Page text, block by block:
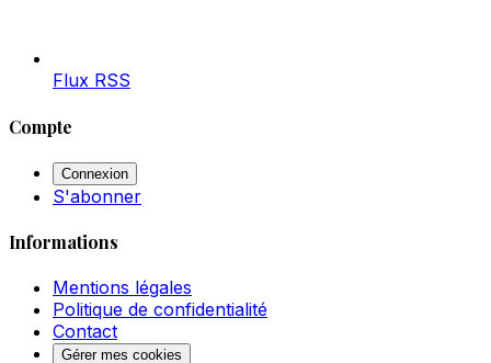
Flux RSS
Compte
Connexion
S'abonner
Informations
Mentions légales
Politique de confidentialité
Contact
Gérer mes cookies